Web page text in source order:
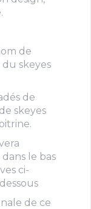
de
skeyes
de
skeyes
le bas
ci-
de ce